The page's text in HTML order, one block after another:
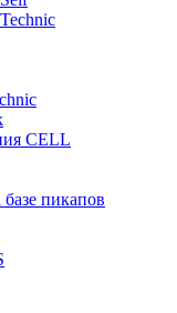
CELL
пикапов